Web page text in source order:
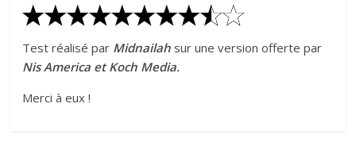
Test réalisé par Midnailah sur une version offerte par
Nis America et Koch Media.
Merci à eux !